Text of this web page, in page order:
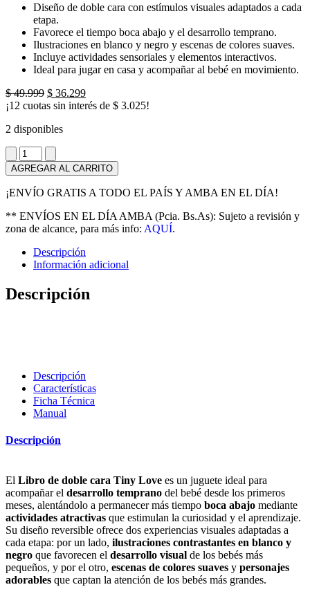
Diseño de doble cara con estímulos visuales adaptados a cada
etapa.
Favorece el tiempo boca abajo y el desarrollo temprano.
Ilustraciones en blanco y negro y escenas de colores suaves.
Incluye actividades sensoriales y elementos interactivos.
Ideal para jugar en casa y acompañar al bebé en movimiento.
$49.999 El
precio
era:
$ 36.299El
precio
¡12 cuotas sin interés de $ 3.025!
2 disponibles
Libro
de
dos
caras
Tiny
Love
cantidad
AGREGAR AL CARRITO
¡ENVÍO GRATIS A TODO EL PAÍS Y AMBA EN EL DÍA!
** ENVÍOS EN EL DÍA AMBA (Pcia. Bs.As): Sujeto a revisión y
zona de alcance, para más info: AQUÍ.
Descripción
Información adicional
Descripción
Descripción
Características
Ficha Técnica
Manual
Descripción
El Libro de doble cara Tiny Love es un juguete ideal para
acompañar el desarrollo temprano del bebé desde los primeros
meses, alentándolo a permanecer más tiempo boca abajo mediante
actividades atractivas que estimulan la curiosidad y el aprendizaje.
Su diseño reversible ofrece dos experiencias visuales adaptadas a
cada etapa: por un lado, ilustraciones contrastantes en blanco y
negro que favorecen el desarrollo visual de los bebés más
pequeños, y por el otro, escenas de colores suaves y personajes
adorables que captan la atención de los bebés más grandes.